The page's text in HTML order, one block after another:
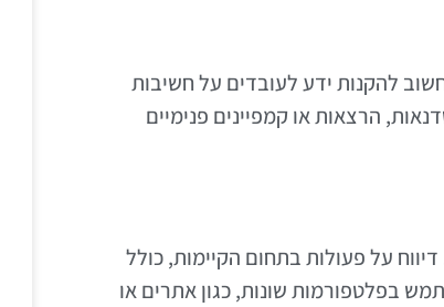
להקנות ידע לעובדים על חשיבות
הרצאות או קמפיינים פנימיים
על פעולות בתחום הקיימות, כולל
בפלטפורמות שונות, כגון אתרים או